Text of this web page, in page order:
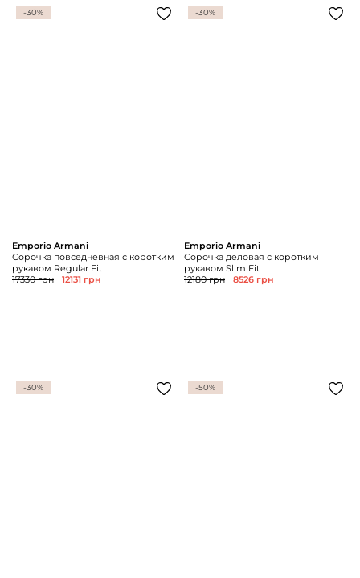
-30%
Emporio Armani
Сорочка повседневная с коротким
рукавом Regular Fit
17330 грн
12131 грн
-30%
Emporio Armani
Сорочка деловая с коротким
рукавом Slim Fit
12180 грн
8526 грн
-30% -50%